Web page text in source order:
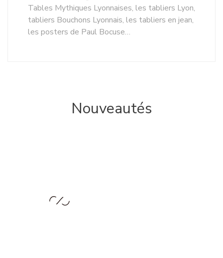
Tables Mythiques Lyonnaises, les tabliers Lyon,
tabliers Bouchons Lyonnais, les tabliers en jean,
les posters de Paul Bocuse…
Nouveautés